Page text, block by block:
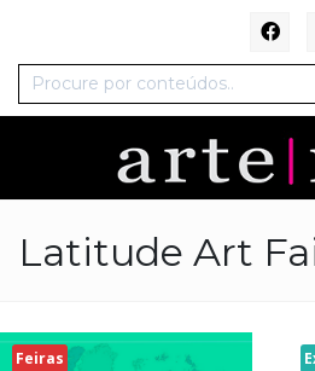
Latitude Art
Feiras